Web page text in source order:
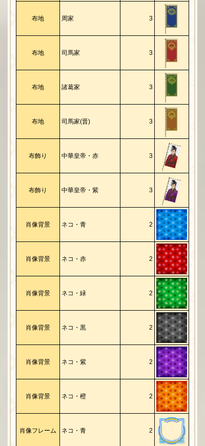
布地 周家 3
布地 司馬家 3
布地 諸葛家 3
布地 司馬家(晋) 3
布飾り 中華皇帝・赤 3
布飾り 中華皇帝・紫 3
肖像背景 ネコ・青 2
肖像背景 ネコ・赤 2
肖像背景 ネコ・緑 2
肖像背景 ネコ・黒 2
肖像背景 ネコ・紫 2
肖像背景 ネコ・橙 2
肖像フレーム ネコ・青 2